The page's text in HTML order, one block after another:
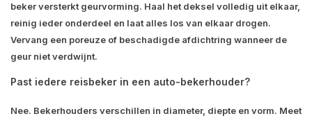
beker versterkt geurvorming. Haal het deksel volledig uit elkaar,
reinig ieder onderdeel en laat alles los van elkaar drogen.
Vervang een poreuze of beschadigde afdichtring wanneer de
geur niet verdwijnt.
Past iedere reisbeker in een auto-bekerhouder?
Nee. Bekerhouders verschillen in diameter, diepte en vorm. Meet